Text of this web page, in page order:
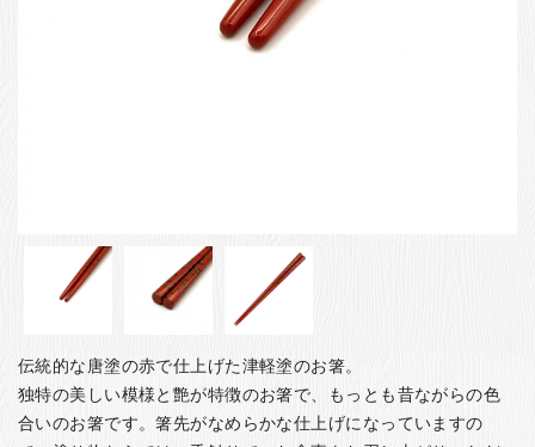
伝統的な唐塗の赤で仕上げた津軽塗のお箸。
独特の美しい模様と艶が特徴のお箸で、もっとも昔ながらの色
合いのお箸です。箸先がなめらかな仕上げになっていますの